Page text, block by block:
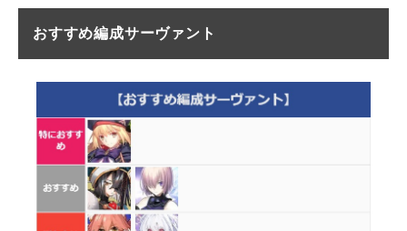
おすすめ編成サーヴァント